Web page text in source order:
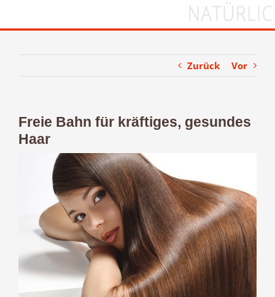
Zurück Vor
Freie Bahn für kräftiges, gesundes
Haar
grösseres